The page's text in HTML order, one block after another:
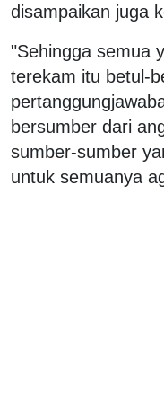
disampaikan juga
"Sehingga semua
terekam itu betul-
bersumber dari
sumber-sumber
untuk semuanya